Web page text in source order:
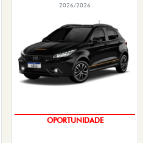
2026/2026
PREÇOS REDUZIDOS